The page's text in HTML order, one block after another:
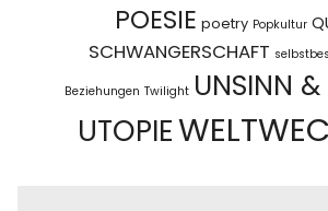
POESIE poetry Popkultur
SCHWANGERSCHAFT
Beziehungen Twilight UNSINN
UTOPIE